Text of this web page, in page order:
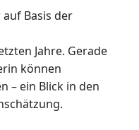
Basis der
Jahre. Gerade
können
– ein Blick in den